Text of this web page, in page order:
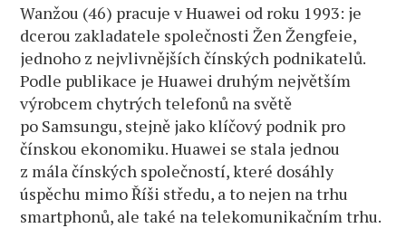
Wanžou (46) pracuje v Huawei od roku 1993: je
dcerou zakladatele společnosti Žen Žengfeie,
jednoho z nejvlivnějších čínských podnikatelů.
Podle publikace je Huawei druhým největším
výrobcem chytrých telefonů na světě
po Samsungu, stejně jako klíčový podnik pro
čínskou ekonomiku. Huawei se stala jednou
z mála čínských společností, které dosáhly
úspěchu mimo Říši středu, a to nejen na trhu
smartphonů, ale také na telekomunikačním trhu.